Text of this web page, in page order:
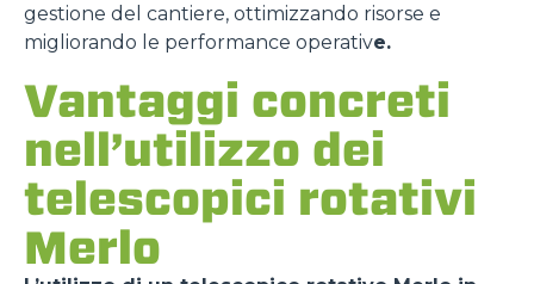
gestione del cantiere, ottimizzando risorse e
migliorando le performance operative.
Vantaggi concreti
nell’utilizzo dei
telescopici rotativi
Merlo